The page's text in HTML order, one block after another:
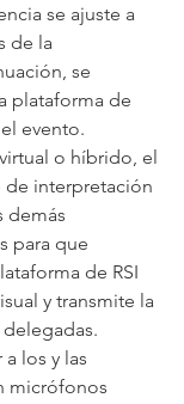
se ajuste a
de la
se
plataforma de
evento.
o híbrido, el
interpretación
demás
para que
de RSI
y transmite la
los y las
micrófonos